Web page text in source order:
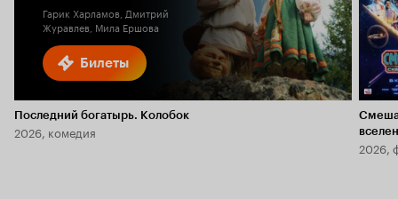
Билеты
Гарик Харламов, Дмитрий
Журавлев, Мила Ершова
Последний богатырь. Колобок
2026, комедия
2026,